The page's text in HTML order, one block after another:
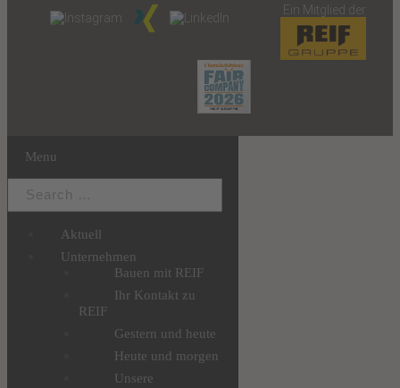
Ein Mitglied der
Menu
Aktuell
Unternehmen
Bauen mit REIF
Ihr Kontakt zu
REIF
Gestern und heute
Heute und morgen
Unsere